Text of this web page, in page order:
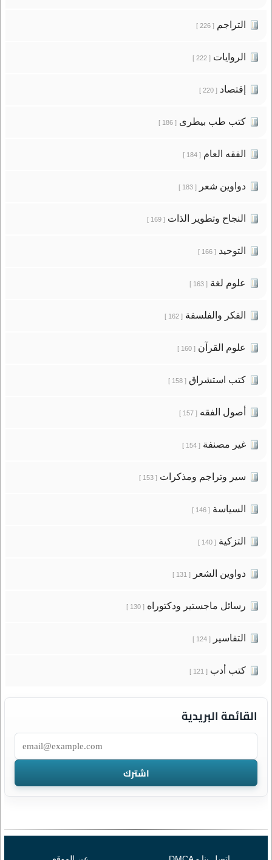
التراجم[ 226 ]
الروايات[ 222 ]
إقتصاد[ 220 ]
كتب طب بيطرى[ 186 ]
الفقه العام[ 184 ]
دواوين شعر[ 183 ]
النجاح وتطوير الذات[ 169 ]
التوحيد[ 166 ]
علوم لغة[ 163 ]
الفكر والفلسفة[ 162 ]
علوم القرآن[ 160 ]
كتب استشراق[ 158 ]
أصول الفقه[ 157 ]
غير مصنفة[ 154 ]
سير وتراجم ومذكرات[ 153 ]
السياسة[ 146 ]
التزكية[ 140 ]
دواوين الشعر[ 131 ]
رسائل ماجستير ودكتوراه[ 130 ]
التفاسير[ 124 ]
كتب أدب[ 121 ]
القائمة البريدية